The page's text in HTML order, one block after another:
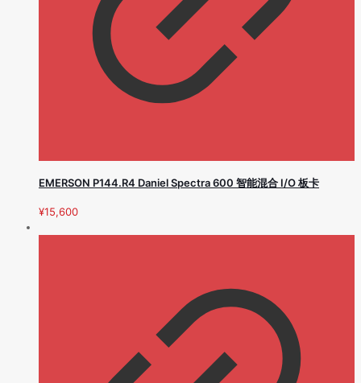
EMERSON P144.R4 Daniel Spectra 600 智能混合 I/O 板卡
¥15,600